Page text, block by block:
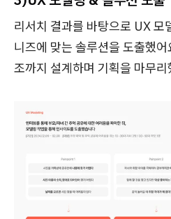
리서치 결과를 바탕으로 UX 모
니즈에 맞는 솔루션을 도출했
조까지 설계하며 기획을 마무리